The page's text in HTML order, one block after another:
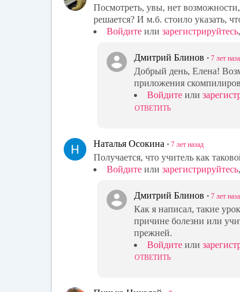
Посмотреть, увы, нет
решается? И м.б. стоило указать,
Войдите или зарегистрируйтесь
Дмитрий Блинов • 7 лет
Добрый день, Елена!
приложения
Войдите или
ОТВЕТИТЬ
Наталья Осокина • 7 лет назад
Получается, что учитель как
Войдите или зарегистрируйтесь
Дмитрий Блинов • 7 лет
Как я написал, такие
причине болезни или
прежней.
Войдите или
ОТВЕТИТЬ